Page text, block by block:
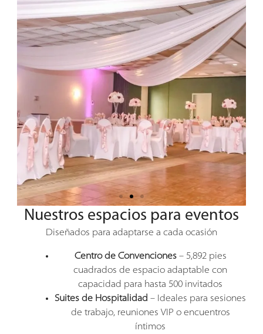
Nuestros espacios para eventos
Diseñados para adaptarse a cada ocasión
Centro de Convenciones– 5,892 pies
cuadrados de espacio adaptable con
capacidad para hasta 500 invitados
Suites de Hospitalidad – Ideales para sesiones
de trabajo, reuniones VIP o encuentros
íntimos